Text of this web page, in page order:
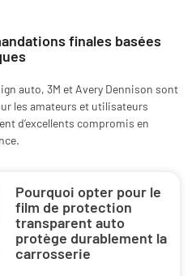
finales basées
auto, 3M et Avery Dennison sont
les amateurs et utilisateurs
d’excellents compromis en
Pourquoi opter pour le
film de protection
transparent auto
protège durablement la
carrosserie